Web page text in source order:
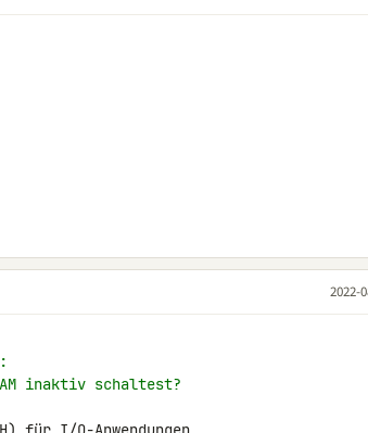
2022-
inaktiv schaltest?